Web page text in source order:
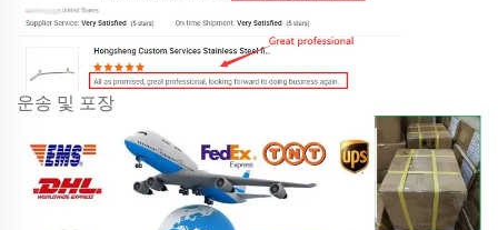
운송 및 포장